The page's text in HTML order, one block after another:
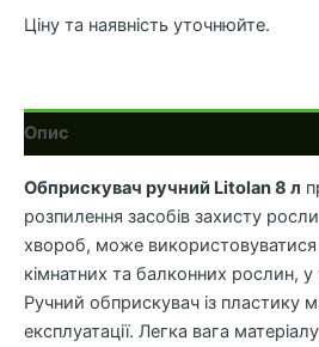
Ціну та наявність уточнюйте.
Опис
Обприскувач ручний Litolan 8 л
розпилення засобів захисту
хвороб, може
кімнатних та балконних рослин,
Ручний обприскувач із пластику
експлуатації. Легка вага